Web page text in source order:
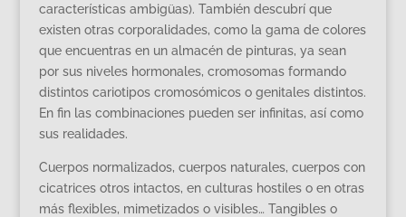
características ambigüas). También descubrí que
existen otras corporalidades, como la gama de colores
que encuentras en un almacén de pinturas, ya sean
por sus niveles hormonales, cromosomas formando
distintos cariotipos cromosómicos o genitales distintos.
En fin las combinaciones pueden ser infinitas, así como
sus realidades.
Cuerpos normalizados, cuerpos naturales, cuerpos con
cicatrices otros intactos, en culturas hostiles o en otras
más flexibles, mimetizados o visibles… Tangibles o